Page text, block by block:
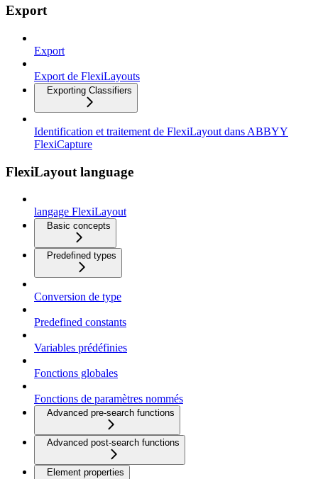
Export
Export
Export de FlexiLayouts
Exporting Classifiers
Identification et traitement de FlexiLayout dans ABBYY
FlexiCapture
FlexiLayout language
langage FlexiLayout
Basic concepts
Predefined types
Conversion de type
Predefined constants
Variables prédéfinies
Fonctions globales
Fonctions de paramètres nommés
Advanced pre-search functions
Advanced post-search functions
Element properties